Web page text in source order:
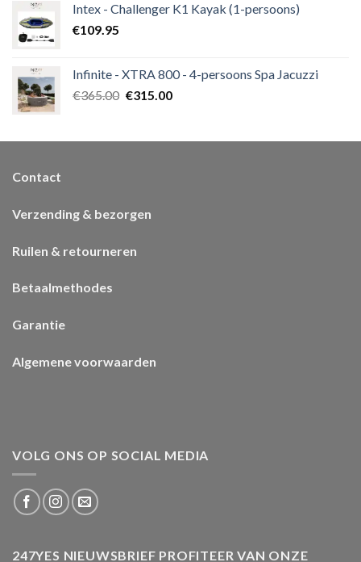
Intex - Challenger K1 Kayak (1-persoons)
€109.95
Infinite - XTRA 800 - 4-persoons Spa Jacuzzi
€365.00 €315.00
Contact
Verzending & bezorgen
Ruilen & retourneren
Betaalmethodes
Garantie
Algemene voorwaarden
VOLG ONS OP SOCIAL MEDIA
247YES NIEUWSBRIEF PROFITEER VAN ONZE